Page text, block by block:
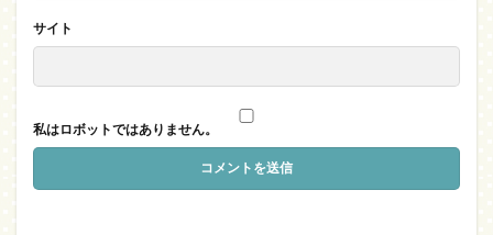
サイト
私はロボットではありません。